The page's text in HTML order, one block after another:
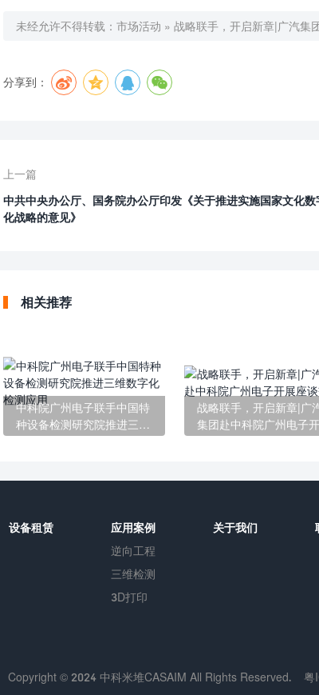
未经允许不得转载： 市场活动 » 战略联手，开启新章|广汽集
分享到：
上一篇
中共中央办公厅、国务院办公厅印发《关于推进实施国家文化数
化战略的意见》
相关推荐
中科院广州电子联手中国特
种设备检测研究院推进三维
战略联手，开启新章|广
集团赴中科院广州电子
设备租赁
应用案例
逆向工程
三维检测
3D打印
关于我们
Copyright © 2024 中科米堆CASAIM All Rights Reserved. 粤